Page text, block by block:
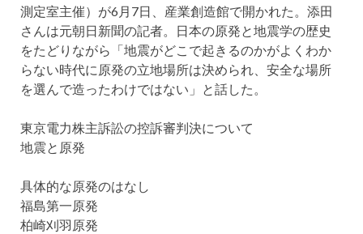
測定室主催）が6月7日、産業創造館で開かれた。添田
さんは元朝日新聞の記者。日本の原発と地震学の歴史
をたどりながら「地震がどこで起きるのかがよくわか
らない時代に原発の立地場所は決められ、安全な場所
を選んで造ったわけではない」と話した。
東京電力株主訴訟の控訴審判決について
地震と原発
具体的な原発のはなし
福島第一原発
柏崎刈羽原発